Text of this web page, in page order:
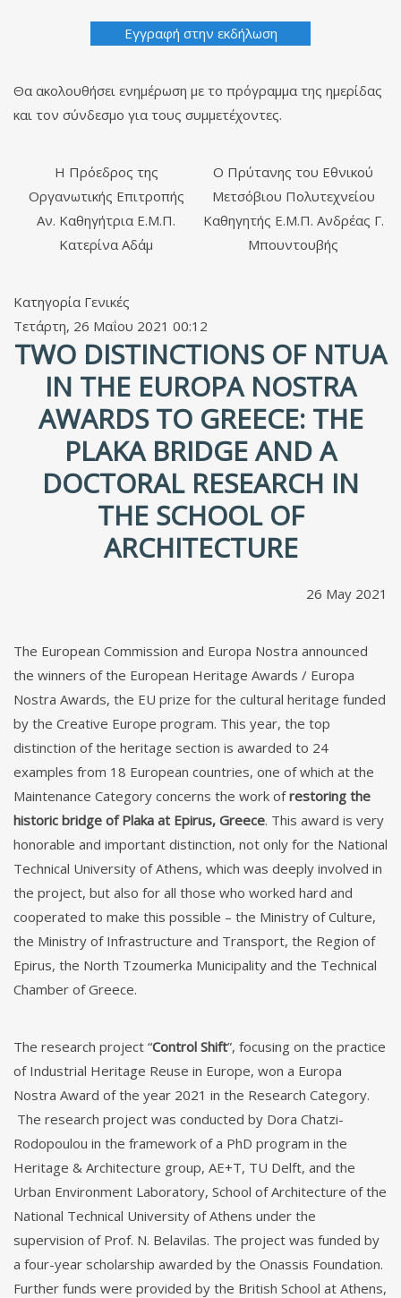
Εγγραφή στην εκδήλωση
Θα ακολουθήσει ενημέρωση με το πρόγραμμα της ημερίδας
και τον σύνδεσμο για τους συμμετέχοντες.
Η Πρόεδρος της
Οργανωτικής Επιτροπής
Ο Πρύτανης του Εθνικού
Μετσόβιου Πολυτεχνείου
Αν. Καθηγήτρια Ε.Μ.Π.
Κατερίνα Αδάμ
Καθηγητής Ε.Μ.Π. Ανδρέας Γ.
Μπουντουβής
Κατηγορία Γενικές
Τετάρτη, 26 Μαΐου 2021 00:12
TWO DISTINCTIONS OF NTUA
IN THE EUROPA NOSTRA
AWARDS TO GREECE: THE
PLAKA BRIDGE AND A
DOCTORAL RESEARCH IN
THE SCHOOL OF
ARCHITECTURE
26 May 2021
The European Commission and Europa Nostra announced
the winners of the European Heritage Awards / Europa
Nostra Awards, the EU prize for the cultural heritage funded
by the Creative Europe program. This year, the top
distinction of the heritage section is awarded to 24
examples from 18 European countries, one of which at the
Maintenance Category concerns the work ofrestoring the
historic bridge of Plaka at Epirus, Greece. This award is very
honorable and important distinction, not only for the National
Technical University of Athens, which was deeply involved in
the project, but also for all those who worked hard and
cooperated to make this possible – the Ministry of Culture,
the Ministry of Infrastructure and Transport, the Region of
Epirus, the North Tzoumerka Municipality and the Technical
Chamber of Greece.
The research project “Control Shift”, focusing on the practice
of Industrial Heritage Reuse in Europe, won a Europa
Nostra Award of the year 2021 in the Research Category.
The research project was conducted by Dora Chatzi-
Rodopoulou in the framework of a PhD program in the
Heritage & Architecture group, AE+T, TU Delft, and the
Urban Environment Laboratory, School of Architecture of the
National Technical University of Athens under the
supervision of Prof. N. Belavilas. The project was funded by
a four-year scholarship awarded by the Onassis Foundation.
Further funds were provided by the British School at Athens,